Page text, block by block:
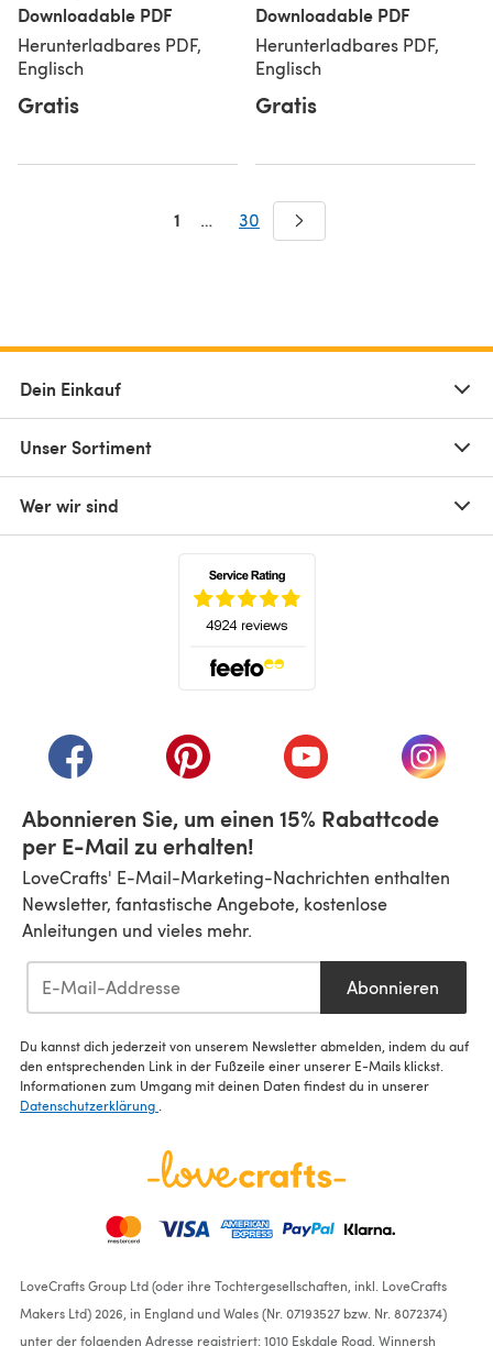
Downloadable PDF
Herunterladbares PDF,
Englisch
Gratis
Downloadable PDF
Herunterladbares PDF,
Englisch
Gratis
1 … 30
Dein Einkauf
Unser Sortiment
Wer wir sind
(öffnet sich in einem neuen Tab)
(öffnet sich in einem neuen Tab)
(öffnet sich in einem
(öffnet
Abonnieren Sie, um einen 15% Rabattcode
per E-Mail zu erhalten!
LoveCrafts' E-Mail-Marketing-Nachrichten enthalten
Newsletter, fantastische Angebote, kostenlose
Anleitungen und vieles mehr.
Abonnieren
Du kannst dich jederzeit von unserem Newsletter abmelden, indem du auf
den entsprechenden Link in der Fußzeile einer unserer E-Mails klickst.
Informationen zum Umgang mit deinen Daten findest du in unserer
Datenschutzerklärung .
LoveCrafts Group Ltd (oder ihre Tochtergesellschaften, inkl. LoveCrafts
Makers Ltd) 2026, in England und Wales (Nr. 07193527 bzw. Nr. 8072374)
unter der folgenden Adresse registriert: 1010 Eskdale Road, Winnersh